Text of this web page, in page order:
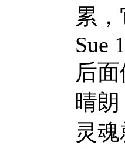
累
Sue
后
晴朗
灵